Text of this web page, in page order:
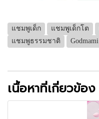
แชมพูเด็ก แชมพูเด็กโต
แชมพูธรรมชาติ
Godmami
เนื้อหาที่เกี่ยวข้อง